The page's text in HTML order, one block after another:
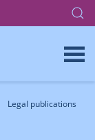
Legal publications